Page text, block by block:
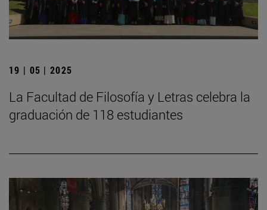
19 | 05 | 2025
La Facultad de Filosofía y Letras celebra la
graduación de 118 estudiantes